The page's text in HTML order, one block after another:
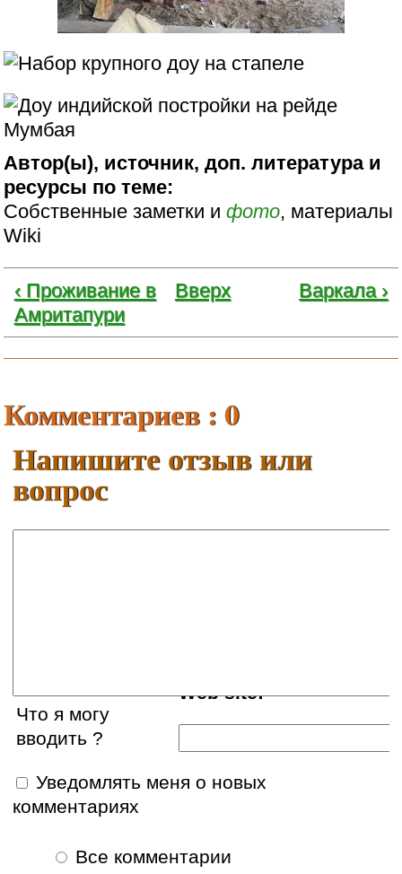
Автор(ы), источник, доп. литература и
ресурсы по теме:
Собственные заметки ифото, материалы
Wiki
‹ Проживание в
Амритапури
Вверх Варкала ›
Комментариев : 0
Напишите отзыв или
вопрос
Web site:
Что я могу
вводить ?
Уведомлять меня о новых
комментариях
Все комментарии